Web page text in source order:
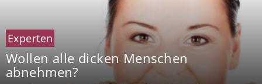
Experten
Wollen alle dicken Menschen
abnehmen?